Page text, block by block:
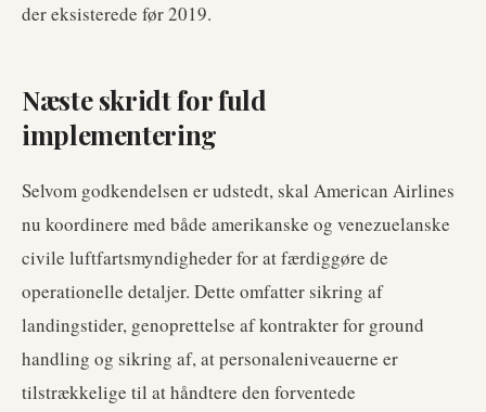
der eksisterede før 2019.
Næste skridt for fuld
implementering
Selvom godkendelsen er udstedt, skal American Airlines
nu koordinere med både amerikanske og venezuelanske
civile luftfartsmyndigheder for at færdiggøre de
operationelle detaljer. Dette omfatter sikring af
landingstider, genoprettelse af kontrakter for ground
handling og sikring af, at personaleniveauerne er
tilstrækkelige til at håndtere den forventede